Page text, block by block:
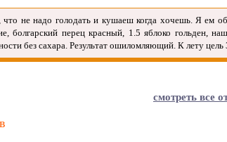
что не надо голодать и кушаеш когда хочешь. Я ем
болгарский перец красный, 1.5 яблоко гольден,
без сахара. Результат ошиломляющий. К лету цель
смотреть все